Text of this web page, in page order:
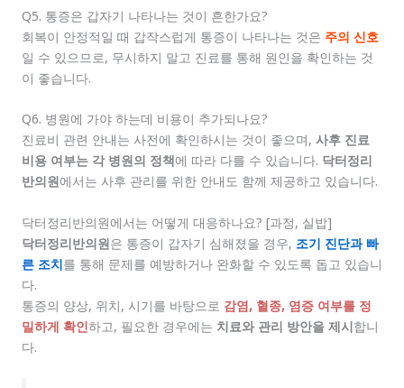
Q5. 통증은 갑자기 나타나는 것이 흔한가요?
회복이 안정적일 때 갑작스럽게 통증이 나타나는 것은 주의 신호
일 수 있으므로, 무시하지 말고 진료를 통해 원인을 확인하는 것
이 좋습니다.
Q6. 병원에 가야 하는데 비용이 추가되나요?
진료비 관련 안내는 사전에 확인하시는 것이 좋으며, 사후 진료
비용 여부는 각 병원의 정책에 따라 다를 수 있습니다. 닥터정리
반의원에서는 사후 관리를 위한 안내도 함께 제공하고 있습니다.
닥터정리반의원에서는 어떻게 대응하나요? [과정, 실밥]
닥터정리반의원은 통증이 갑자기 심해졌을 경우, 조기 진단과 빠
른 조치를 통해 문제를 예방하거나 완화할 수 있도록 돕고 있습니
다.
통증의 양상, 위치, 시기를 바탕으로 감염, 혈종, 염증 여부를 정
밀하게 확인하고, 필요한 경우에는 치료와 관리 방안을 제시합니
다.